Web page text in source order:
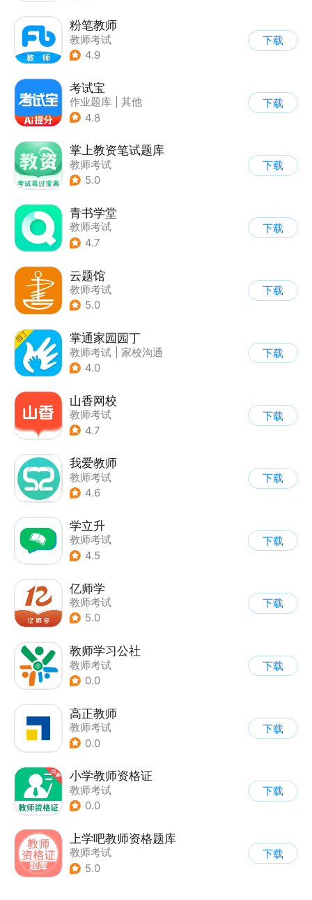
粉笔教师
教师考试
4.9
下载
考试宝
作业题库
其他
4.8
下载
掌上教资笔试题库
教师考试
5.0
下载
青书学堂
教师考试
4.7
下载
云题馆
教师考试
5.0
下载
掌通家园园丁
教师考试
家校沟通
4.0
下载
山香网校
教师考试
4.7
下载
我爱教师
教师考试
4.6
下载
学立升
教师考试
4.5
下载
亿师学
教师考试
5.0
下载
教师学习公社
教师考试
0.0
下载
高正教师
教师考试
0.0
下载
小学教师资格证
教师考试
0.0
下载
上学吧教师资格题库
教师考试
5.0
下载